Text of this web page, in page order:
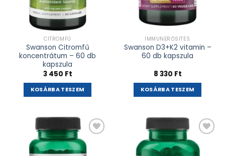
CITROMFŰ
Swanson Citromfű
koncentrátum – 60 db
kapszula
3 450 Ft
KOSÁRBA TESZEM
IMMUNERŐSÍTÉS
Swanson D3+K2 vitamin –
60 db kapszula
8 330 Ft
KOSÁRBA TESZEM
Kívánságlistához
adás
Kívánságlistához
adás